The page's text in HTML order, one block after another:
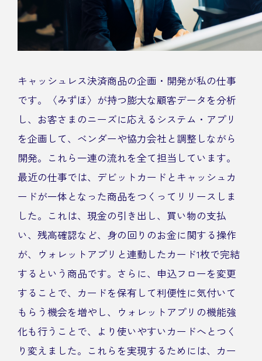
キャッシュレス決済商品の企画・開発が私の仕事
です。〈みずほ〉が持つ膨大な顧客データを分析
し、お客さまのニーズに応えるシステム・アプリ
を企画して、ベンダーや協力会社と調整しながら
開発。これら一連の流れを全て担当しています。
最近の仕事では、デビットカードとキャッシュカ
ードが一体となった商品をつくってリリースしま
した。これは、現金の引き出し、買い物の支払
い、残高確認など、身の回りのお金に関する操作
が、ウォレットアプリと連動したカード1枚で完結
するという商品です。さらに、申込フローを変更
することで、カードを保有して利便性に気付いて
もらう機会を増やし、ウォレットアプリの機能強
化も行うことで、より使いやすいカードへとつく
り変えました。これらを実現するためには、カー